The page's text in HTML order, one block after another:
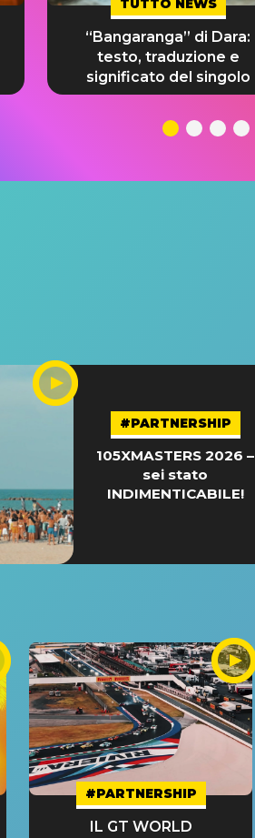
TUTTO NEWS
“Bangaranga” di Dara:
testo, traduzione e
significato del singolo
#PARTNERSHIP
105XMASTERS 2026 –
sei stato
INDIMENTICABILE!
#PARTNERSHIP
IL GT WORLD